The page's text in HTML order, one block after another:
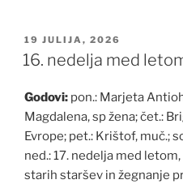
OBJAVLJENO
DNE
19 JULIJA, 2026
16. nedelja med
Godovi: pon.: Marjeta
Magdalena, sp žena; čet.:
Evrope; pet.: Krištof, muč.;
ned.: 17. nedelja med
starih staršev in žegnanje